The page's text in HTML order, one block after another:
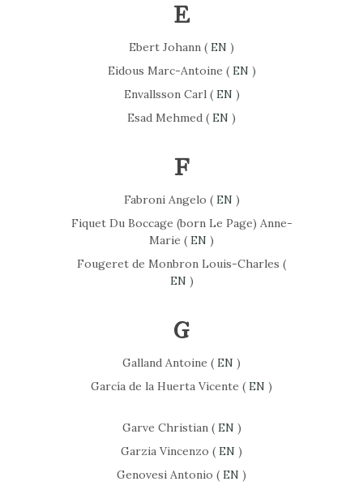
E
Ebert Johann ( EN )
Eidous Marc-Antoine ( EN )
Envallsson Carl ( EN )
Esad Mehmed ( EN )
F
Fabroni Angelo ( EN )
Fiquet Du Boccage (born Le Page) Anne-
Marie ( EN )
Fougeret de Monbron Louis-Charles (
EN )
G
Galland Antoine ( EN )
García de la Huerta Vicente ( EN )
Garve Christian ( EN )
Garzia Vincenzo ( EN )
Genovesi Antonio ( EN )